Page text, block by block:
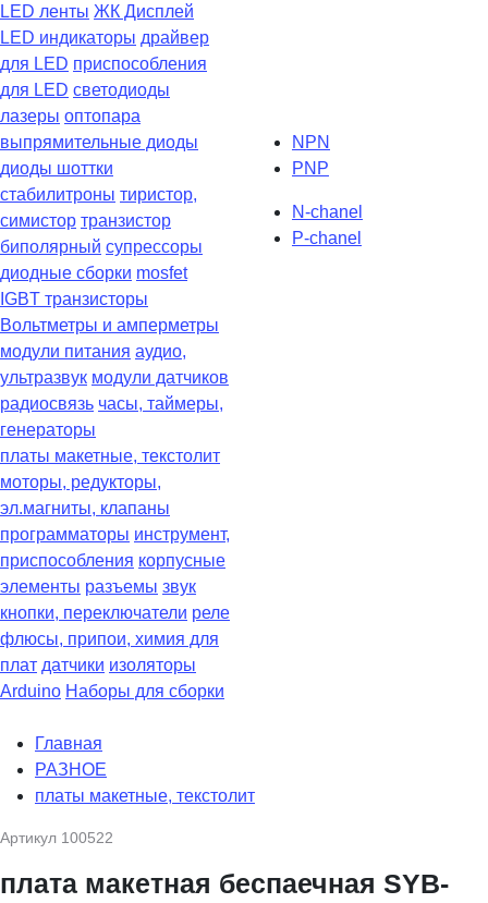
LED ленты ЖК Дисплей
LED индикаторы драйвер
для LED приспособления
для LED светодиоды
лазеры оптопара
выпрямительные диоды
диоды шоттки
стабилитроны тиристор,
симистор транзистор
биполярный супрессоры
диодные сборки mosfet
IGBT транзисторы
NPN
PNP
N-chanel
P-chanel
Вольтметры и амперметры
модули питания аудио,
ультразвук модули датчиков
радиосвязь часы, таймеры,
генераторы
платы макетные, текстолит
моторы, редукторы,
эл.магниты, клапаны
программаторы инструмент,
приспособления корпусные
элементы разъемы звук
кнопки, переключатели реле
флюсы, припои, химия для
плат датчики изоляторы
Arduino Наборы для сборки
Главная
РАЗНОЕ
платы макетные, текстолит
Артикул 100522
плата макетная беcпаечная SYB-